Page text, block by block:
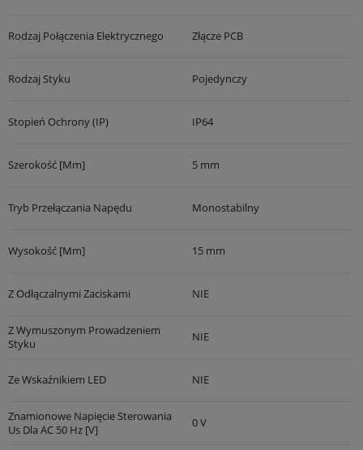
Rodzaj Połączenia Elektrycznego Złącze PCB
Rodzaj Styku Pojedynczy
Stopień Ochrony (IP) IP64
Szerokość [mm] 5 mm
Tryb Przełączania Napędu Monostabilny
Wysokość [mm] 15 mm
Z Odłączalnymi Zaciskami NIE
Z Wymuszonym Prowadzeniem
Styku
NIE
Ze Wskaźnikiem LED NIE
Znamionowe Napięcie Sterowania
Us Dla AC 50 Hz [V]
0 V